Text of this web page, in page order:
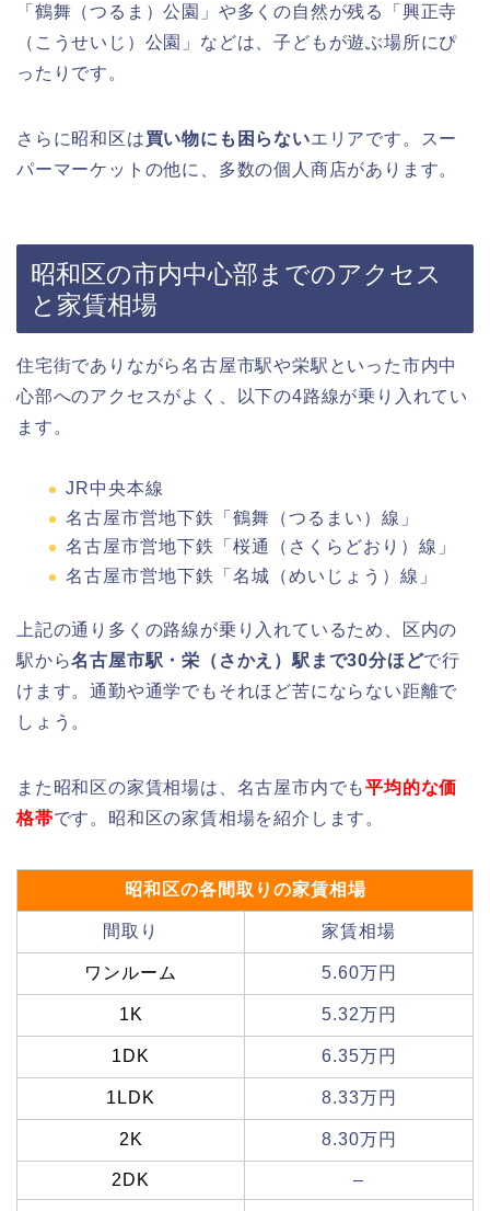
「鶴舞（つるま）公園」や多くの自然が残る「興正寺
（こうせいじ）公園」などは、子どもが遊ぶ場所にぴ
ったりです。
さらに昭和区は買い物にも困らないエリアです。スー
パーマーケットの他に、多数の個人商店があります。
昭和区の市内中心部までのアクセス
と家賃相場
住宅街でありながら名古屋市駅や栄駅といった市内中
心部へのアクセスがよく、以下の4路線が乗り入れてい
ます。
JR中央本線
名古屋市営地下鉄「鶴舞（つるまい）線」
名古屋市営地下鉄「桜通（さくらどおり）線」
名古屋市営地下鉄「名城（めいじょう）線」
上記の通り多くの路線が乗り入れているため、区内の
駅から名古屋市駅・栄（さかえ）駅まで30分ほどで行
けます。通勤や通学でもそれほど苦にならない距離で
しょう。
また昭和区の家賃相場は、名古屋市内でも平均的な価
格帯です。昭和区の家賃相場を紹介します。
昭和区の各間取りの家賃相場
間取り 家賃相場
ワンルーム 5.60万円
1K 5.32万円
1DK 6.35万円
1LDK 8.33万円
2K 8.30万円
2DK –